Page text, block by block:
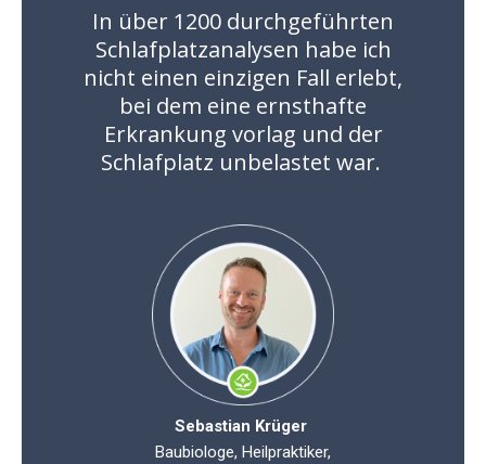
In über 1200 durchgeführten
Schlafplatzanalysen habe ich
nicht einen einzigen Fall erlebt,
bei dem eine ernsthafte
Erkrankung vorlag und der
Schlafplatz unbelastet war.
Sebastian Krüger
Baubiologe, Heilpraktiker,